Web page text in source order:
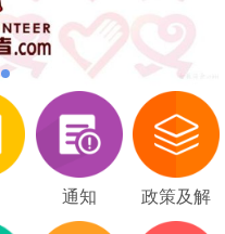
通知
政策及解
读